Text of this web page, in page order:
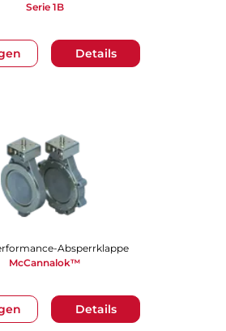
Details
Serie 1B
Details
Absperrklappe
McCannalok™